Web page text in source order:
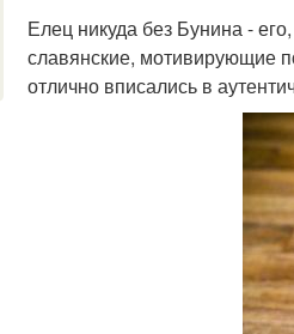
Елец никуда без Бунина -
славянские, мотивирующие
отлично вписались в